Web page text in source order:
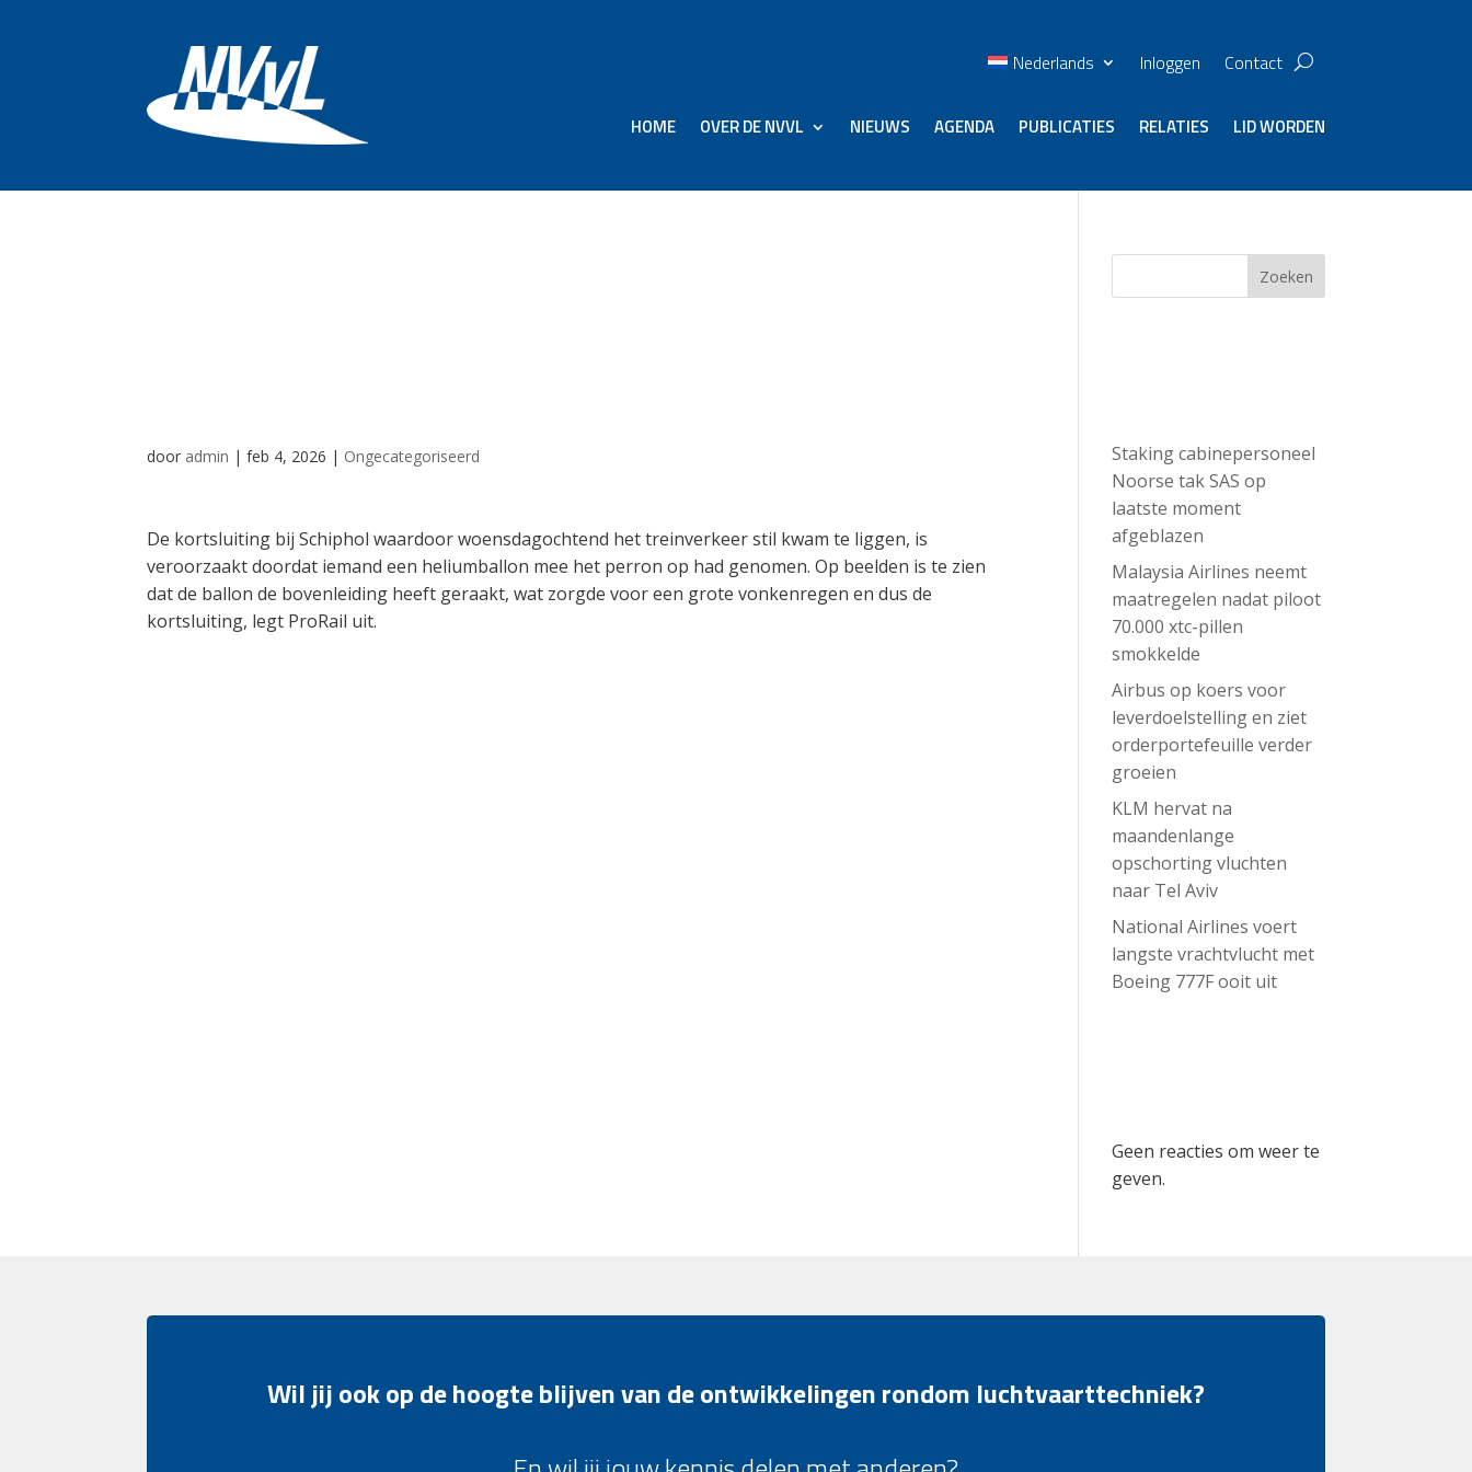
Nederlands Inloggen Contact
HOME OVER DE NVVL NIEUWS AGENDA PUBLICATIES RELATIES LID WORDEN
door admin |feb 4, 2026 | Ongecategoriseerd
De kortsluiting bij Schiphol waardoor woensdagochtend het treinverkeer stil kwam te liggen, is
veroorzaakt doordat iemand een heliumballon mee het perron op had genomen. Op beelden is te zien
dat de ballon de bovenleiding heeft geraakt, wat zorgde voor een grote vonkenregen en dus de
kortsluiting, legt ProRail uit.
Zoeken
Staking cabinepersoneel
Noorse tak SAS op
laatste moment
afgeblazen
Malaysia Airlines neemt
maatregelen nadat piloot
70.000 xtc-pillen
smokkelde
Airbus op koers voor
leverdoelstelling en ziet
orderportefeuille verder
groeien
KLM hervat na
maandenlange
opschorting vluchten
naar Tel Aviv
National Airlines voert
langste vrachtvlucht met
Boeing 777F ooit uit
Geen reacties om weer te
geven.
Wil jij ook op de hoogte blijven van de ontwikkelingen rondom luchtvaarttechniek?